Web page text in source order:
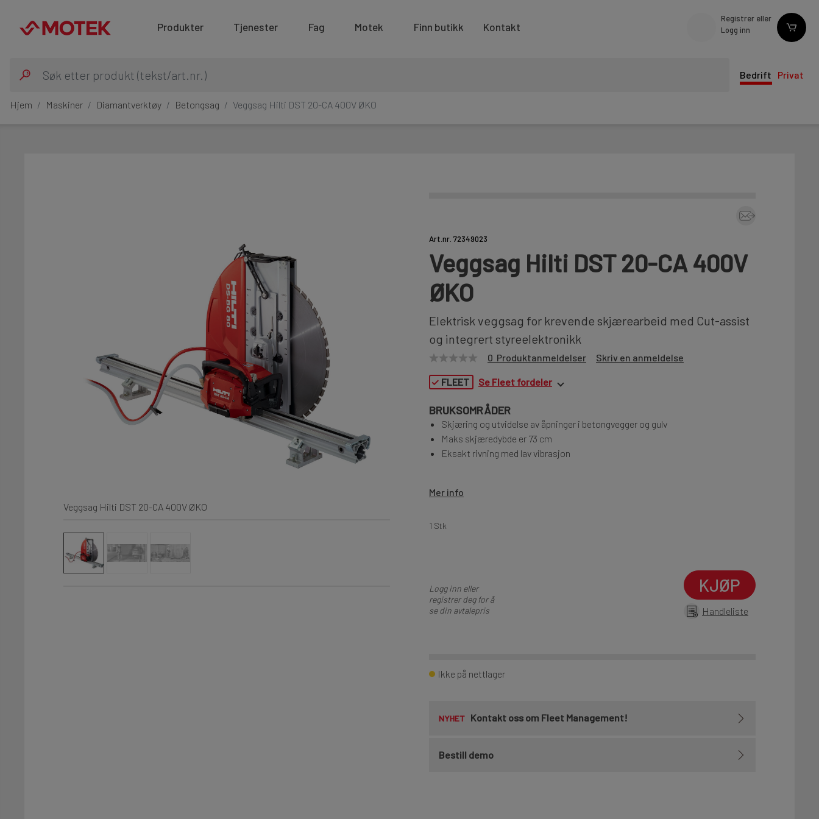
Produkter Tjenester Fag Motek Finn butikk Kontakt
Registrer eller
Logg inn
Bedrift Privat
Hjem Maskiner Diamantverktøy Betongsag Veggsag Hilti DST 20-CA 400V ØKO
Veggsag Hilti DST 20-CA 400V ØKO
Art.nr. 72349023
Veggsag Hilti DST 20-CA 400V
ØKO
Elektrisk veggsag for krevende skjærearbeid med Cut-assist
og integrert styreelektronikk
0 Produktanmeldelser Skriv en anmeldelse
✓ FLEET Se Fleet fordeler
BRUKSOMRÅDER
Skjæring og utvidelse av åpninger i betongvegger og gulv
Maks skjæredybde er 73 cm
Eksakt rivning med lav vibrasjon
Mer info
1 Stk
Logg inn eller
registrer deg for å
se din avtalepris
KJØP
Handleliste
Ikke på nettlager
NYHET Kontakt oss om Fleet Management!
Bestill demo